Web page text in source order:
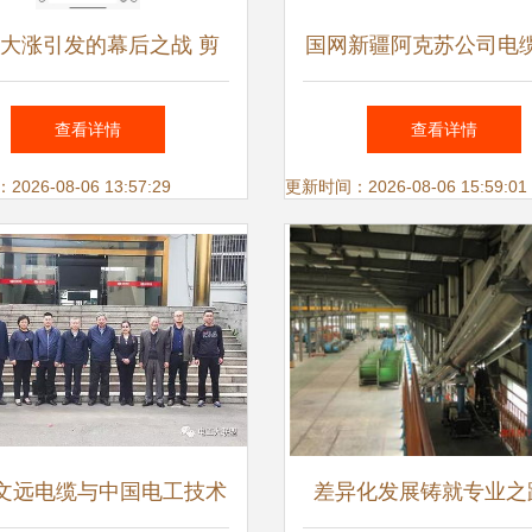
涨引发的幕后之战 剪
剪电线、拉闸门，二房
房东狭路相逢，租户们
只剩下泪眼
查看详情
2026-08-06 13:57:29
国网新疆阿克苏公司电
改造 点亮景区安全与
查看详情
更新时间：2026-08-06 15:59:01
远电缆与中国电工技术 差异化发展铸就专业之